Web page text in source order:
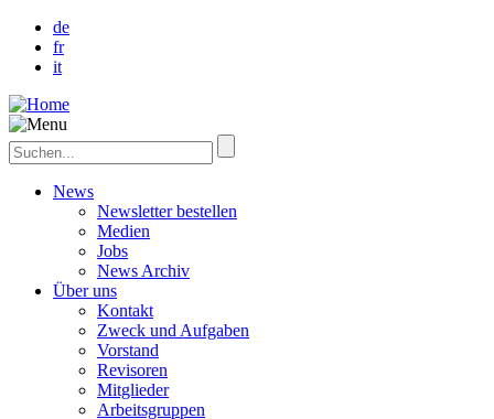
de
fr
it
News
Newsletter bestellen
Medien
Jobs
News Archiv
Über uns
Kontakt
Zweck und Aufgaben
Vorstand
Revisoren
Mitglieder
Arbeitsgruppen